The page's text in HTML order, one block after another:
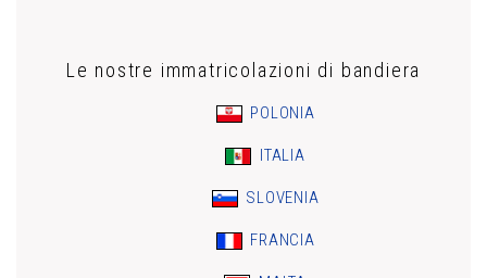
Le nostre immatricolazioni di bandiera
POLONIA
ITALIA
SLOVENIA
FRANCIA